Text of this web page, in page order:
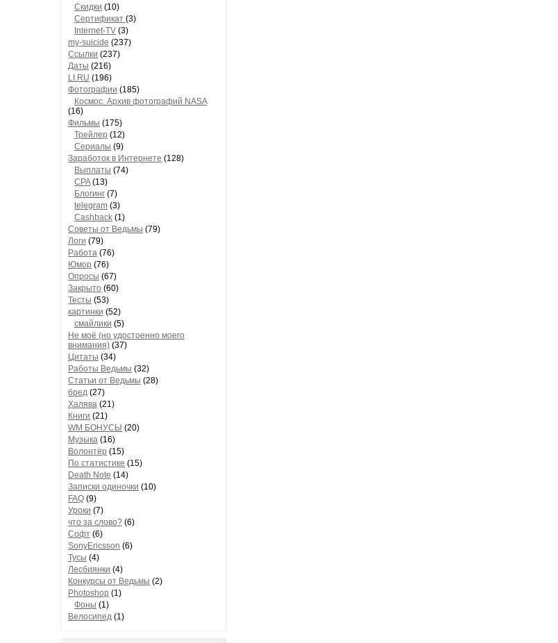
Скидки (10)
Сертификат (3)
Internet-TV (3)
my-suicide (237)
Ссылки (237)
Даты (216)
LI.RU (196)
Фотографии (185)
Космос. Архив фотографий NASA
(16)
Фильмы (175)
Трейлер (12)
Сериалы (9)
Заработок в Интернете (128)
Выплаты (74)
CPA(13)
Блогинг (7)
telegram (3)
Cashback (1)
Советы от Ведьмы (79)
Логи (79)
Работа (76)
Юмор (76)
Опросы (67)
Закрыто (60)
Тесты (53)
картинки (52)
смайлики (5)
Не моё (но удостоенно моего
внимания) (37)
Цитаты (34)
Работы Ведьмы (32)
Статьи от Ведьмы (28)
бред (27)
Халява (21)
Книги (21)
WM БОНУСЫ (20)
Музыка (16)
Волонтёр (15)
По статистике (15)
Death Note (14)
Записки одиночки (10)
FAQ (9)
Уроки (7)
что за слово? (6)
Софт (6)
SonyEricsson (6)
Тусы (4)
Лесбиянки (4)
Конкурсы от Ведьмы (2)
Photoshop (1)
Фоны (1)
Велосипед (1)